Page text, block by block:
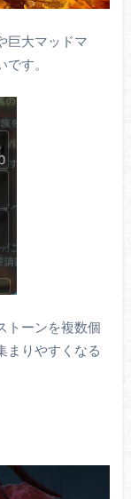
巨大マッドマ
す。
トーンを複数個
まりやすくなる